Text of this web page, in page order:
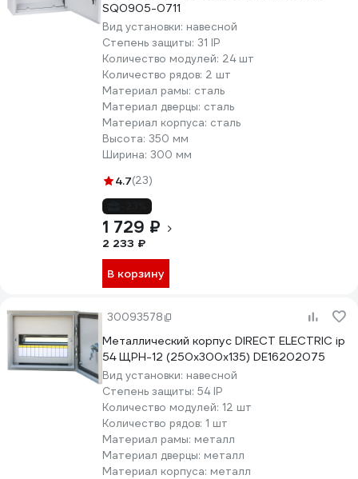
SQ0905-0711
Вид установки: навесной
Степень защиты: 31 IP
Количество модулей: 24 шт
Количество рядов: 2 шт
Материал рамы: сталь
Материал дверцы: сталь
Материал корпуса: сталь
Высота: 350 мм
Ширина: 300 мм
4.7(23)
1 729 ₽
2 233 ₽
В корзину
30093578
Металлический корпус DIRECT ELECTRIC ip
54 ЩРН-12 (250x300x135) DE16202075
Вид установки: навесной
Степень защиты: 54 IP
Количество модулей: 12 шт
Количество рядов: 1 шт
Материал рамы: металл
Материал дверцы: металл
Материал корпуса: металл